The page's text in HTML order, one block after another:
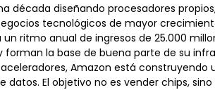
década diseñando procesadores
tecnológicos de mayor
un ritmo anual de ingresos de 25.000
forman la base de buena parte de su
Amazon está
datos. El objetivo no es vender chips,